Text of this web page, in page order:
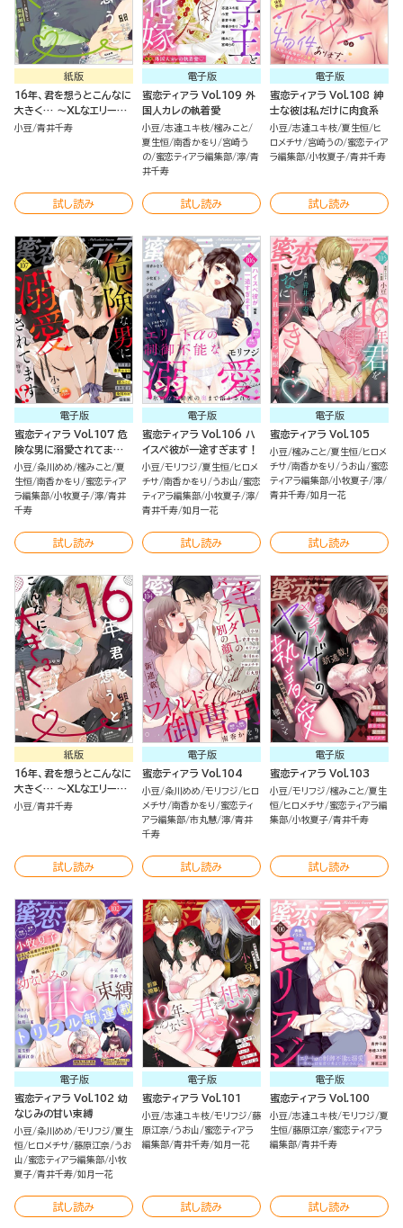
紙版
16年、君を想うとこんなに
大きく… ～XLなエリート
捜査官と契約結婚～ （4）
小豆 青井千寿
試し読み
電子版
蜜恋ティアラ Vol.109 外
国人カレの執着愛
小豆 志連ユキ枝 櫁みこと
夏生恒 南香かをり
宮崎う
の 蜜恋ティアラ編集部 濘 青
井千寿
試し読み
電子版
蜜恋ティアラ Vol.108 紳
士な彼は私だけに肉食系
小豆 志連ユキ枝 夏生恒
ヒ
ロメチサ
宮崎うの 蜜恋ティア
ラ編集部 小牧夏子 青井千寿
試し読み
電子版
蜜恋ティアラ Vol.107 危
険な男に溺愛されてま
す!?
小豆 粂川めめ 櫁みこと 夏
生恒 南香かをり
蜜恋ティア
ラ編集部 小牧夏子 濘 青井
千寿
試し読み
電子版
蜜恋ティアラ Vol.106 ハ
イスペ彼が一途すぎます！
小豆 モリフジ 夏生恒
ヒロメ
チサ 南香かをり うお山
蜜恋
ティアラ編集部 小牧夏子 濘
青井千寿 如月一花
試し読み
電子版
蜜恋ティアラ Vol.105
小豆 櫁みこと 夏生恒
ヒロメ
チサ 南香かをり うお山
蜜恋
ティアラ編集部 小牧夏子 濘
青井千寿 如月一花
試し読み
紙版
16年、君を想うとこんなに
大きく… ～XLなエリート
捜査官と契約結婚～ （3）
小豆 青井千寿
試し読み
電子版
蜜恋ティアラ Vol.104
小豆 粂川めめ モリフジ
ヒロ
メチサ 南香かをり
蜜恋ティ
アラ編集部 市丸慧 濘 青井
千寿
試し読み
電子版
蜜恋ティアラ Vol.103
小豆 モリフジ 櫁みこと 夏生
恒
ヒロメチサ
蜜恋ティアラ編
集部 小牧夏子 青井千寿
試し読み
電子版
蜜恋ティアラ Vol.102 幼
なじみの甘い束縛
小豆 粂川めめ モリフジ 夏生
恒
ヒロメチサ 藤原江奈 うお
山
蜜恋ティアラ編集部 小牧
夏子 青井千寿 如月一花
試し読み
電子版
蜜恋ティアラ Vol.101
小豆 志連ユキ枝 モリフジ 藤
原江奈 うお山
蜜恋ティアラ
編集部 青井千寿 如月一花
試し読み
電子版
蜜恋ティアラ Vol.100
小豆 志連ユキ枝 モリフジ 夏
生恒 藤原江奈 蜜恋ティアラ
編集部 青井千寿
試し読み